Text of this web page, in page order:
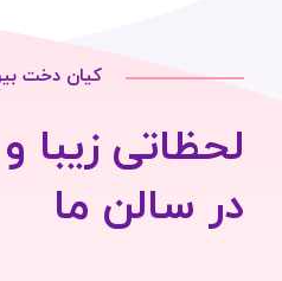
کیان دخت
لحظاتی زیبا
در سالن ما